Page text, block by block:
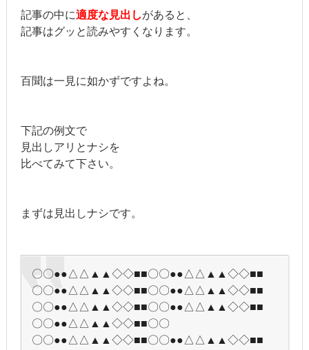
記事の中に適度な見出しがあると、
記事はグッと読みやすくなります。
百聞は一見に如かずですよね。
下記の例文で
見出しアリとナシを
比べてみて下さい。
まずは見出しナシです。
〇〇●●△△▲▲◇◇■■〇〇●●△△▲▲◇◇■■
〇〇●●△△▲▲◇◇■■〇〇●●△△▲▲◇◇■■
〇〇●●△△▲▲◇◇■■〇〇●●△△▲▲◇◇■■
〇〇●●△△▲▲◇◇■■〇〇
〇〇●●△△▲▲◇◇■■〇〇●●△△▲▲◇◇■■